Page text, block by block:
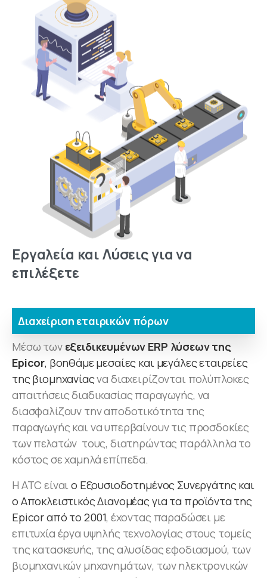
Εργαλεία καιΛύσειςγιανα
επιλέξετε
Διαχείριση εταιρικών πόρων
Μέσω των εξειδικευμένων ERP λύσεων της
Epicor, βοηθάμε μεσαίες και μεγάλες εταιρείες
της βιομηχανίαςνα διαχειρίζονται πολύπλοκες
απαιτήσεις διαδικασίας παραγωγής, να
διασφαλίζουν την αποδοτικότητα της
παραγωγής και να υπερβαίνουν τις προσδοκίες
των πελατών τους, διατηρώντας παράλληλα το
κόστος σε χαμηλά επίπεδα.
Η ATC είναιο Εξουσιοδοτημένος Συνεργάτης και
ο Αποκλειστικός Διανομέας για τα προϊόντα της
Epicor από το 2001, έχοντας παραδώσει με
επιτυχία έργα υψηλής τεχνολογίας στους τομείς
της κατασκευής, της αλυσίδας εφοδιασμού, των
βιομηχανικών μηχανημάτων, των ηλεκτρονικών